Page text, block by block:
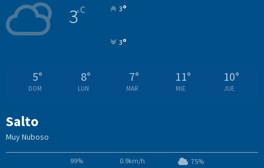
3°C 3°
3°
5°
DOM
8°
LUN
7°
MAR
11°
MIE
10°
JUE
Salto
Muy Nuboso
99% 0.9km/h 75%